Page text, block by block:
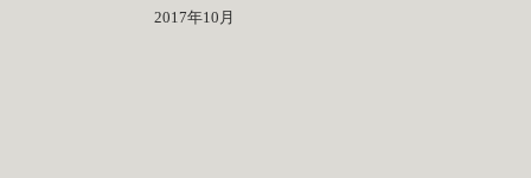
2017年10月